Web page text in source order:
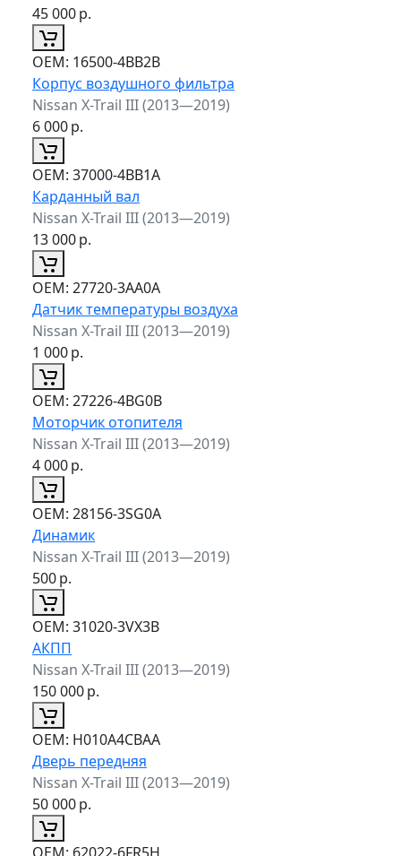
45 000р.
ОЕМ: 16500-4BB2B
Корпус воздушного фильтра
Nissan X-Trail III (2013—2019)
6 000р.
ОЕМ: 37000-4BB1A
Карданный вал
Nissan X-Trail III (2013—2019)
13 000р.
ОЕМ: 27720-3AA0A
Датчик температуры воздуха
Nissan X-Trail III (2013—2019)
1 000р.
ОЕМ: 27226-4BG0B
Моторчик отопителя
Nissan X-Trail III (2013—2019)
4 000р.
ОЕМ: 28156-3SG0A
Динамик
Nissan X-Trail III (2013—2019)
500р.
ОЕМ: 31020-3VX3B
АКПП
Nissan X-Trail III (2013—2019)
150 000р.
ОЕМ: H010A4CBAA
Дверь передняя
Nissan X-Trail III (2013—2019)
50 000р.